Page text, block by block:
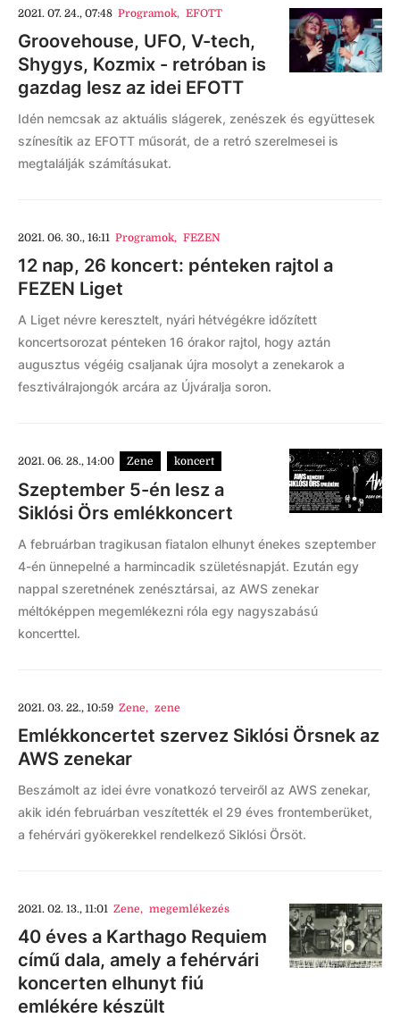
2021. 07. 24., 07:48 Programok, EFOTT
Groovehouse, UFO, V-tech,
Shygys, Kozmix - retróban is
gazdag lesz az idei EFOTT
Idén nemcsak az aktuális slágerek, zenészek és együttesek
színesítik az EFOTT műsorát, de a retró szerelmesei is
megtalálják számításukat.
2021. 06. 30., 16:11 Programok, FEZEN
12 nap, 26 koncert: pénteken rajtol a
FEZEN Liget
A Liget névre keresztelt, nyári hétvégékre időzített
koncertsorozat pénteken 16 órakor rajtol, hogy aztán
augusztus végéig csaljanak újra mosolyt a zenekarok a
fesztiválrajongók arcára az Újváralja soron.
2021. 06. 28., 14:00 Zene koncert
Szeptember 5-én lesz a
Siklósi Örs emlékkoncert
A februárban tragikusan fiatalon elhunyt énekes szeptember
4-én ünnepelné a harmincadik születésnapját. Ezután egy
nappal szeretnének zenésztársai, az AWS zenekar
méltóképpen megemlékezni róla egy nagyszabású
koncerttel.
2021. 03. 22., 10:59 Zene, zene
Emlékkoncertet szervez Siklósi Örsnek az
AWS zenekar
Beszámolt az idei évre vonatkozó terveiről az AWS zenekar,
akik idén februárban veszítették el 29 éves frontemberüket,
a fehérvári gyökerekkel rendelkező Siklósi Örsöt.
2021. 02. 13., 11:01 Zene, megemlékezés
40 éves a Karthago Requiem
című dala, amely a fehérvári
koncerten elhunyt fiú
emlékére készült